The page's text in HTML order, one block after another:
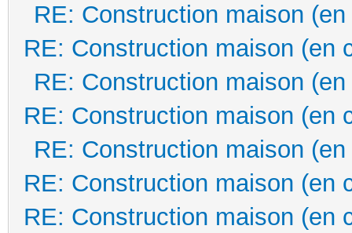
RE: Construction maison
RE: Construction maison (en
RE: Construction maison
RE: Construction maison (en
RE: Construction maison
RE: Construction maison (en
RE: Construction maison (en